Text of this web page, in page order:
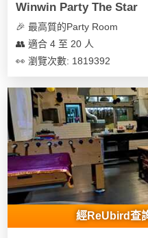
Winwin Party The Star
🎉 最高質的Party Room
👥 適合 4 至 20 人
👀 瀏覽次數: 1819392
經ReUbird查